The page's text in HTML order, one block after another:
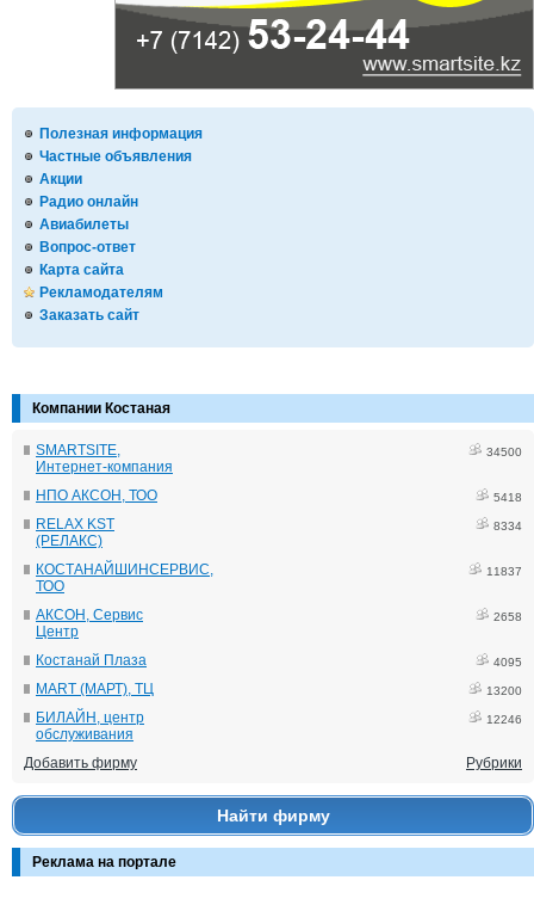
Полезная информация
Частные объявления
Акции
Радио онлайн
Авиабилеты
Вопрос-ответ
Карта сайта
Рекламодателям
Заказать сайт
Компании Костаная
SMARTSITE,
Интернет-компания
34500
НПО АКСОН, ТОО 5418
RELAX KST
(РЕЛАКС)
8334
КОСТАНАЙШИНСЕРВИС,
ТОО
11837
АКСОН, Сервис
Центр
2658
Костанай Плаза 4095
MART (МАРТ), ТЦ 13200
БИЛАЙН, центр
обслуживания
12246
Добавить фирму Рубрики
Найти фирму
Реклама на портале